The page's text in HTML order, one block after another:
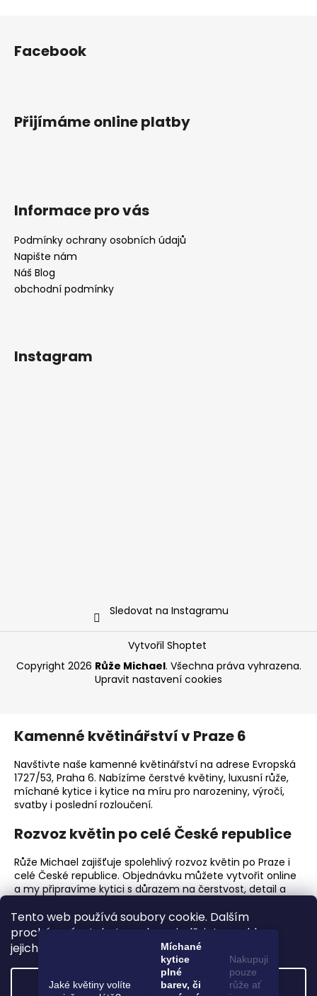
Tento web používá soubory cookie. Dalším
procházením tohoto webu vyjadřujete souhlas s
jejich používáním.. Více informacízde
Nastavení
Facebook
Přijímáme online platby
Informace pro vás
Podmínky ochrany osobních údajů
Napište nám
Náš Blog
obchodní podmínky
Instagram
Sledovat na Instagramu
Vytvořil Shoptet
Copyright 2026 Růže Michael. Všechna práva vyhrazena.
Upravit nastavení cookies
Kamenné květinářství v Praze 6
Navštivte naše kamenné květinářství na adrese Evropská
1727/53, Praha 6. Nabízíme čerstvé květiny, luxusní růže,
míchané kytice i kytice na míru pro narozeniny, výročí,
svatby i poslední rozloučení.
Rozvoz květin po celé České republice
Růže Michael zajišťuje spolehlivý rozvoz květin po Praze i
celé České republice. Objednávku můžete vytvořit online
a my připravíme kytici s důrazem na čerstvost, detail a
Proč zvolit Růže Michael?
Prémiové čerstvé květiny a luxusní růže.
Ruční vazba kytic s důrazem na detail.
Kamenné květinářství v Praze 6.
Jaké květiny volíte
Míchané
kytice
plné
barev, či
Nakupuji
pouze
růže ať